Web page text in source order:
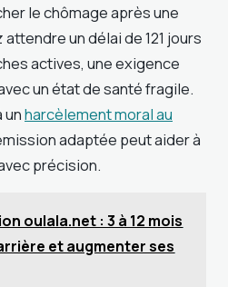
le chômage après une
un délai de 121 jours
actives, une exigence
un état de santé fragile.
unharcèlement moral au
adaptée peut aider à
précision.
oulala.net : 3 à 12 mois
et augmenter ses